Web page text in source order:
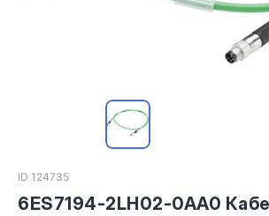
ID 124735
6ES7194-2LH02-0AA0